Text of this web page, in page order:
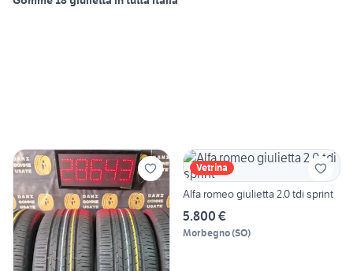
Vetrina
Alfa romeo giulietta 2.0 tdi sprint
5.800 €
Morbegno(SO)